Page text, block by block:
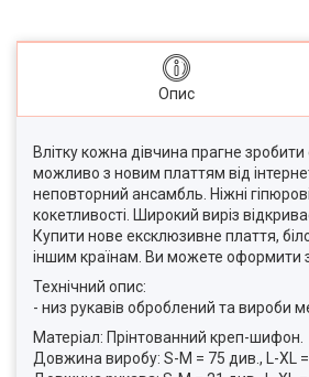
Опис
Влітку кожна дівчина прагне
можливо з новим платтям від
неповторний ансамбль. Ніжні
кокетливості. Широкий виріз
Купити нове ексклюзивне плаття,
іншим країнам. Ви можете оформити
Технічний опис:
- низ рукавів оброблений та вироби
Матеріал: Прінтованний креп-шифон.
Довжина виробу: S-M = 75 див., L-XL